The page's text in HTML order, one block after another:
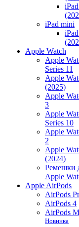
iPad mini
Apple Watch
Apple
Series 11
Apple
(2025)
Apple
3
Apple
Series 10
Apple
2
Apple
(2024)
Ремешки
Apple
Apple AirPods
AirPods
AirPods 4
AirPods
Новинка